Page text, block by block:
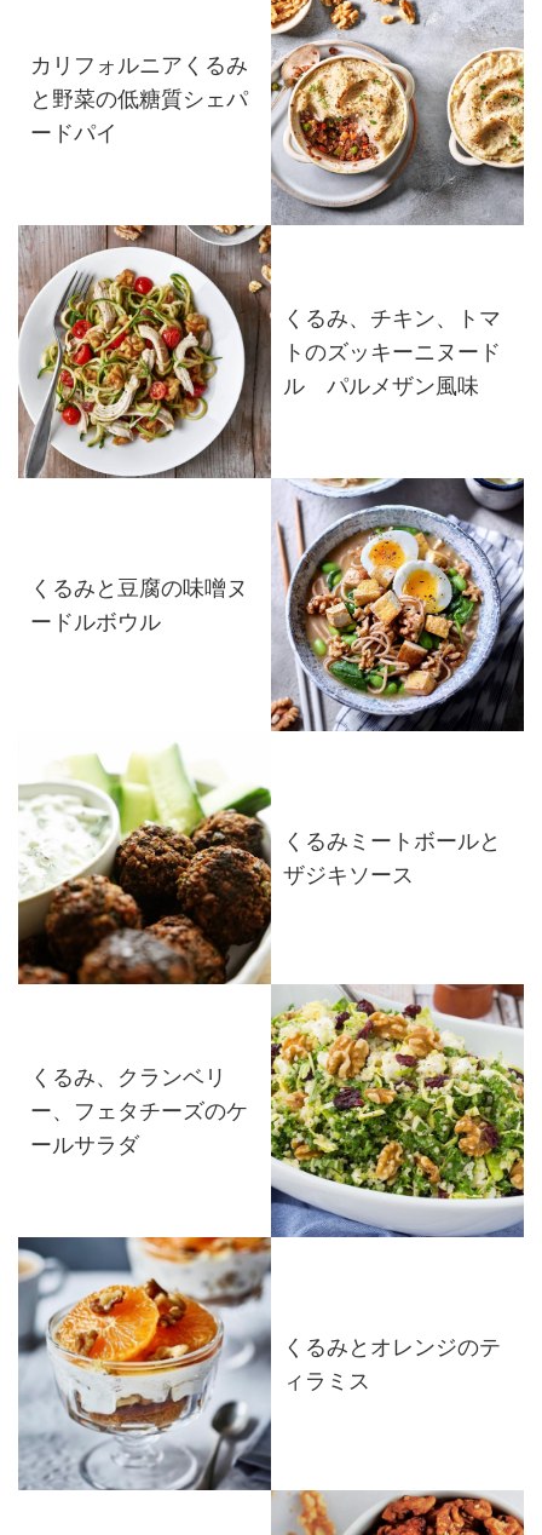
カリフォルニアくるみ
と野菜の低糖質シェパ
ードパイ
くるみ、チキン、トマ
トのズッキーニヌード
ル パルメザン風味
くるみと豆腐の味噌ヌ
ードルボウル
くるみミートボールと
ザジキソース
くるみ、クランベリ
ー、フェタチーズのケ
ールサラダ
くるみとオレンジのテ
ィラミス